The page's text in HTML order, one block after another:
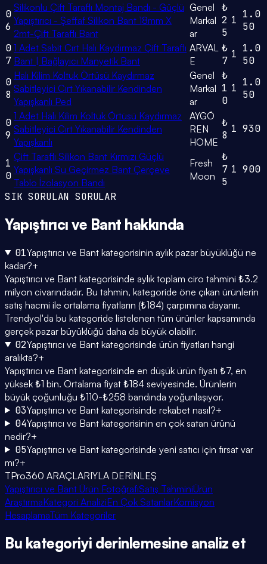
0
6
Silikonlu Çift Taraflı Montaj Bandı - Güçlü
Yapıştırıcı - Şeffaf Silikon Bant 18mm X
2mt-Çift Taraflı Bant
Genel
Markal
ar
₺
2
5
1 1.0
50
0
7
1 Adet Sabit Cırt Halı Kaydırmaz Çift Taraflı
Bant | Bağlayıcı Manyetik Bant
ARVAL
E
₺
7
1 1.0
50
0
8
Halı Kilim Koltuk Örtüsü Kaydırmaz
Sabitleyici Cırt Yıkanabilir Kendinden
Yapışkanlı Ped
Genel
Markal
ar
₺
1
0
1 1.0
50
0
9
1 Adet Halı Kilim Koltuk Örtüsü Kaydırmaz
Sabitleyici Cırt Yıkanabilir Kendinden
Yapışkanlı
AYGÖ
REN
HOME
₺
8
1 930
1
0
Çift Taraflı Silikon Bant Kırmızı Güçlü
Yapışkanlı Su Geçirmez Bant Çerçeve
Tablo İzolasyon Bandı
Fresh
Moon
₺
7
5
1 900
SIK SORULAN SORULAR
Yapıştırıcı ve Bant hakkında
01Yapıştırıcı ve Bant kategorisinin aylık pazar büyüklüğü ne
kadar?+
Yapıştırıcı ve Bant kategorisinde aylık toplam ciro tahmini ₺3.2
milyon civarındadır. Bu tahmin, kategoride öne çıkan ürünlerin
satış hacmi ile ortalama fiyatların (₺184) çarpımına dayanır.
Trendyol'da bu kategoride listelenen tüm ürünler kapsamında
gerçek pazar büyüklüğü daha da büyük olabilir.
02Yapıştırıcı ve Bant kategorisinde ürün fiyatları hangi
aralıkta?+
Yapıştırıcı ve Bant kategorisinde en düşük ürün fiyatı ₺7, en
yüksek ₺1 bin. Ortalama fiyat ₺184 seviyesinde. Ürünlerin
büyük çoğunluğu ₺110-₺258 bandında yoğunlaşıyor.
03Yapıştırıcı ve Bant kategorisinde rekabet nasıl?+
04Yapıştırıcı ve Bant kategorisinin en çok satan ürünü
nedir?+
05Yapıştırıcı ve Bant kategorisinde yeni satıcı için fırsat var
mı?+
TPro360 ARAÇLARIYLA DERİNLEŞ
Yapıştırıcı ve Bant Ürün FotoğrafıSatış TahminiÜrün
AraştırmaKategori AnaliziEn Çok SatanlarKomisyon
HesaplamaTüm Kategoriler
Bu kategoriyi derinlemesine analiz et